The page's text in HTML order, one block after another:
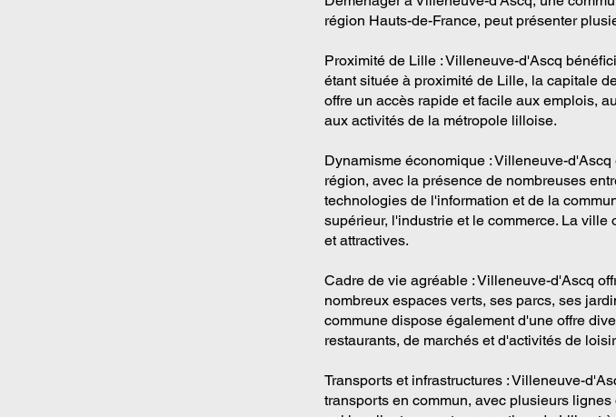
région Hauts-de-France, peut présenter
Proximité de Lille : Villeneuve-d'Ascq
étant située à proximité de Lille, la capitale
offre un accès rapide et facile aux emplois,
aux activités de la métropole lilloise.
Dynamisme économique : Villeneuve-
région, avec la présence de nombreuses
technologies de l'information et de la
supérieur, l'industrie et le commerce. La
et attractives.
Cadre de vie agréable : Villeneuve-d'Ascq
nombreux espaces verts, ses parcs, ses
commune dispose également d'une offre
restaurants, de marchés et d'activités de
Transports et infrastructures : Villeneuve-
transports en commun, avec plusieurs